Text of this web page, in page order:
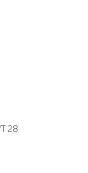
28029.13-2025[S].